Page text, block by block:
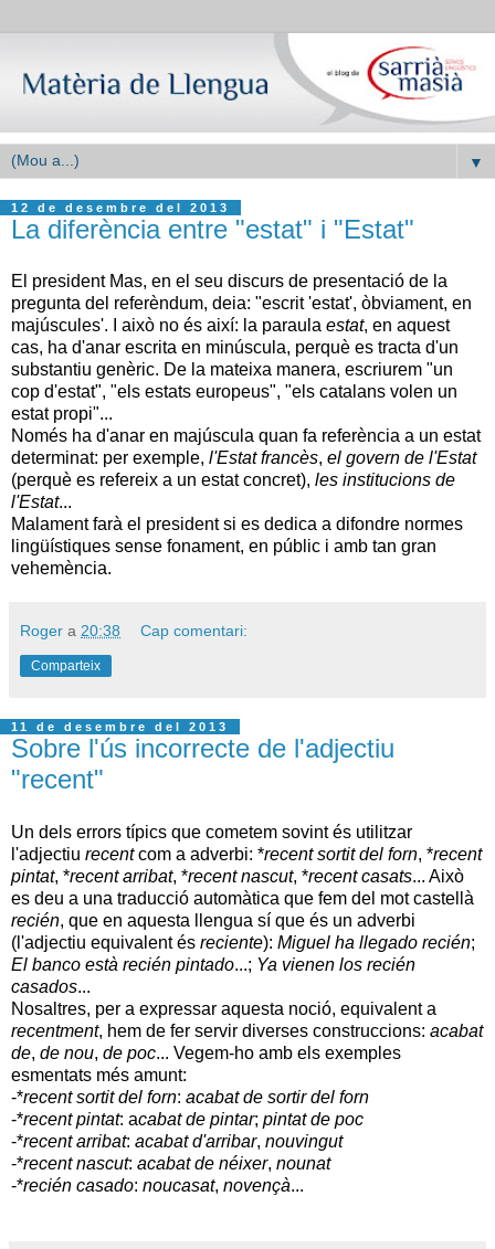
▼
12 de desembre del 2013
La diferència entre "estat" i "Estat"
El president Mas, en el seu discurs de presentació de la
pregunta del referèndum, deia: "escrit 'estat', òbviament, en
majúscules'. I això no és així: la paraula estat, en aquest
cas, ha d'anar escrita en minúscula, perquè es tracta d'un
substantiu genèric. De la mateixa manera, escriurem "un
cop d'estat", "els estats europeus", "els catalans volen un
estat propi"...
Només ha d'anar en majúscula quan fa referència a un estat
determinat: per exemple, l'Estat francès, el govern de l'Estat
(perquè es refereix a un estat concret), les institucions de
l'Estat...
Malament farà el president si es dedica a difondre normes
lingüístiques sense fonament, en públic i amb tan gran
vehemència.
Roger a 20:38 Cap comentari:
Comparteix
11 de desembre del 2013
Sobre l'ús incorrecte de l'adjectiu
"recent"
Un dels errors típics que cometem sovint és utilitzar
l'adjectiu recentcom a adverbi: *recent sortit del forn, *recent
pintat, *recent arribat, *recent nascut, *recent casats... Això
es deu a una traducció automàtica que fem del mot castellà
recién, que en aquesta llengua sí que és un adverbi
(l'adjectiu equivalent és reciente): Miguel ha llegado recién;
El banco està recién pintado...; Ya vienen los recién
casados...
Nosaltres, per a expressar aquesta noció, equivalent a
recentment, hem de fer servir diverses construccions: acabat
de, de nou, de poc... Vegem-ho amb els exemples
esmentats més amunt:
-*recent sortit del forn: acabat de sortir del forn
-*recent pintat: acabat de pintar; pintat de poc
-*recent arribat: acabat d'arribar, nouvingut
-*recent nascut: acabat de néixer, nounat
-*recién casado: noucasat, novençà...